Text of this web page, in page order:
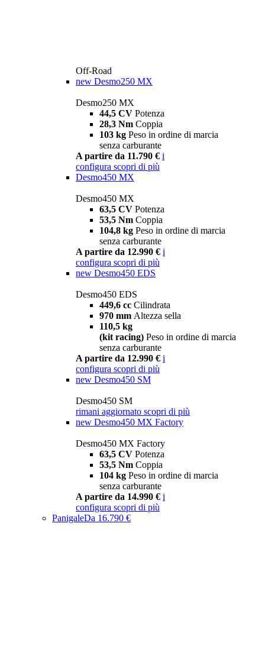
Off-Road
new Desmo250 MX
Desmo250 MX
44,5 CV Potenza
28,3 Nm Coppia
103 kg Peso in ordine di marcia
senza carburante
A partire da 11.790 € i
configura scopri di più
Desmo450 MX
Desmo450 MX
63,5 CV Potenza
53,5 Nm Coppia
104,8 kg Peso in ordine di marcia
senza carburante
A partire da 12.990 € i
configura scopri di più
new Desmo450 EDS
Desmo450 EDS
449,6 cc Cilindrata
970 mm Altezza sella
110,5 kg
(kit racing) Peso in ordine di marcia
senza carburante
A partire da 12.990 € i
configura scopri di più
new Desmo450 SM
Desmo450 SM
rimani aggiornato scopri di più
new Desmo450 MX Factory
Desmo450 MX Factory
63,5 CV Potenza
53,5 Nm Coppia
104 kg Peso in ordine di marcia
senza carburante
A partire da 14.990 € i
configura scopri di più
PanigaleDa 16.790 €